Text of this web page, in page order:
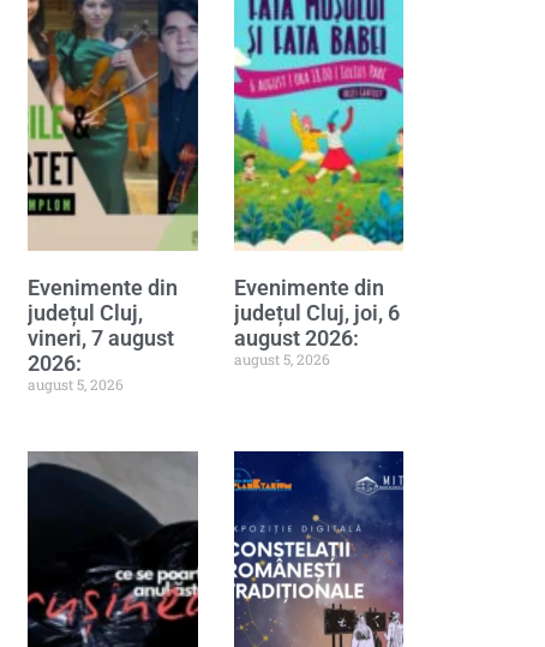
Evenimente din
județul Cluj,
vineri, 7 august
2026:
august 5, 2026
Evenimente din
județul Cluj, joi, 6
august 2026:
august 5, 2026